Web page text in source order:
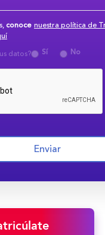
conoce nuestra política de
datos?
Sí No
Enviar